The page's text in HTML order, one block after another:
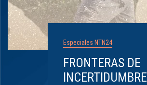
Especiales NTN24
FRONTERAS DE
INCERTIDUMBRE